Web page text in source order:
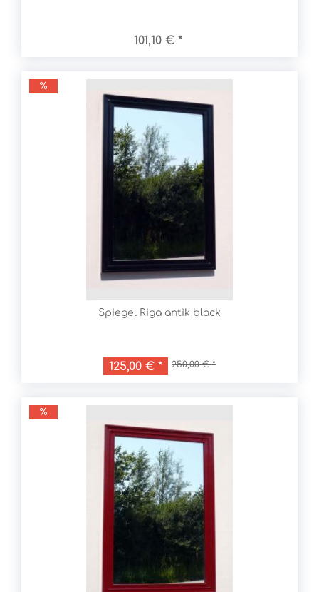
101,10 € *
Spiegel Riga antik black
250,00 € *
125,00 € *